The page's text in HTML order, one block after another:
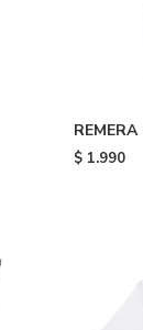
White
$ 1.990